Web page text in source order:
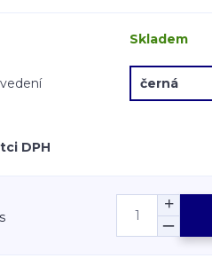
Skladem
DPH